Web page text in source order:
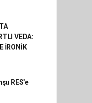
VEDA:
İRONİK
RES'e